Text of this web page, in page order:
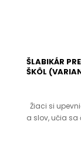
ŠLABIKÁR
ŠKÔL
Žiaci si
a slov, učia